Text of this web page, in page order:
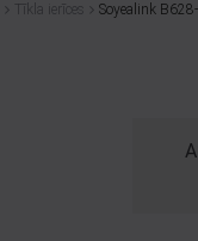
Tīkla ierīces Soyealink